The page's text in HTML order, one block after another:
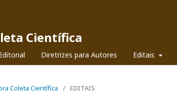
Científica
Diretrizes para Autores Editais
Coleta Científica / EDITAIS